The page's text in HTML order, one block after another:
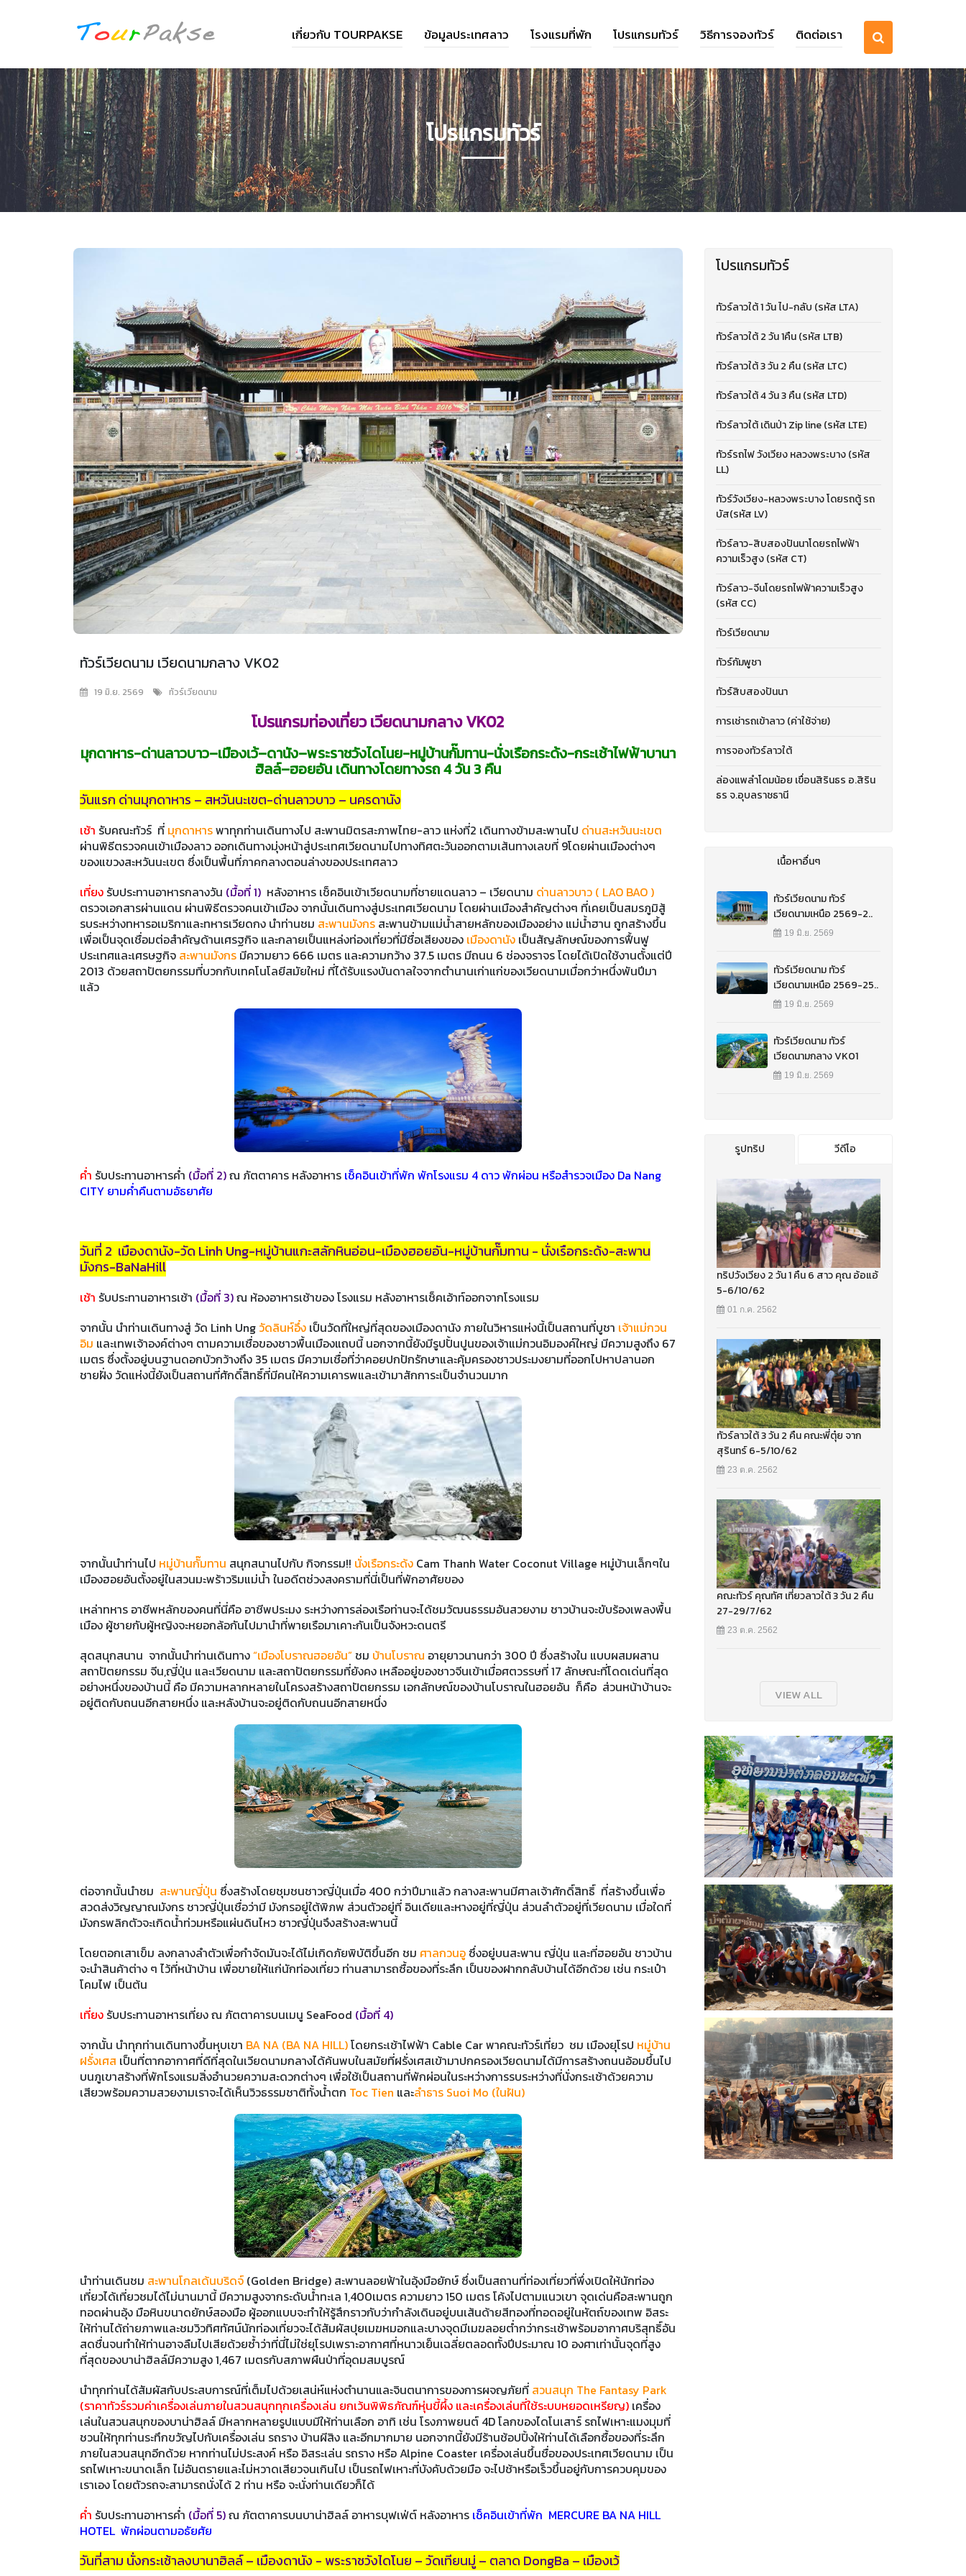
เกี่ยวกับ TOURPAKSE ข้อมูลประเทศลาว โรงแรมที่พัก โปรแกรมทัวร์ วิธีการจองทัวร์ ติดต่อเรา
โปรแกรมทัวร์
ทัวร์เวียดนาม เวียดนามกลาง VK02
19 มิ.ย. 2569 ทัวร์เวียดนาม
โปรแกรมท่องเที่ยว เวียดนามกลางVK02
มุกดาหาร-ด่านลาวบาว–เมืองเว้–ดานัง–พระราชวังไดโนย-หมู่บ้านกั๊มทาน-นั่งเรือกระด้ง-กระเช้าไฟฟ้าบานา
ฮิลล์–ฮอยอัน เดินทางโดยทางรถ 4 วัน 3 คืน
วันแรก ด่านมุกดาหาร – สหวันนะเขต-ด่านลาวบาว – นครดานัง
เช้า รับคณะทัวร์ ที่ มุกดาหารพาทุกท่านเดินทางไป สะพานมิตรสะภาพไทย-ลาว แห่งที่2 เดินทางข้ามสะพานไป ด่านสะหวันนะเขต
ผ่านพิธีตรวจคนเข้าเมืองลาว ออกเดินทางมุ่งหน้าสู่ประเทศเวียดนามไปทางทิศตะวันออกตามเส้นทางเลขที่ 9โดยผ่านเมืองต่างๆ
ของแขวงสะหวันนะเขต ซึ่งเป็นพื้นที่ภาคกลางตอนล่างของประเทศลาว
เที่ยง รับประทานอาหารกลางวัน (มื้อที่ 1) หลังอาหาร เช็คอินเข้าเวียดนามที่ชายแดนลาว – เวียดนาม ด่านลาวบาว ( LAO BAO )
ตรวจเอกสารผ่านแดน ผ่านพิธีตรวจคนเข้าเมือง จากนั้นเดินทางสู่ประเทศเวียดนาม โดยผ่านเมืองสำคัญต่างๆ ที่เคยเป็นสมรภูมิสู้
รบระหว่างทหารอเมริกาและทหารเวียดกง นำท่านชม สะพานมังกร สะพานข้ามแม่น้ำสายหลักของเมืองอย่าง แม่น้ำฮาน ถูกสร้างขึ้น
เพื่อเป็นจุดเชื่อมต่อสำคัญด้านเศรฐกิจ และกลายเป็นแหล่งท่องเที่ยวที่มีชื่อเสียงของ เมืองดานัง เป็นสัญลักษณ์ของการฟื้นฟู
ประเทศและเศรษฐกิจ สะพานมังกร มีความยาว 666 เมตร และความกว้าง 37.5 เมตร มีถนน 6 ช่องจราจร โดยได้เปิดใช้งานตั้งแต่ปี
2013 ด้วยสถาปัตยกรรมที่บวกกับเทคโนโลยีสมัยใหม่ ที่ได้รับแรงบันดาลใจจากตำนานเก่าแก่ของเวียดนามเมื่อกว่าหนึ่งพันปีมา
แล้ว
ค่ำ รับประทานอาหารค่ำ (มื้อที่ 2)ณ ภัตตาคาร หลังอาหาร เช็คอินเข้าที่พัก พักโรงแรม 4 ดาว พักผ่อน หรือสำรวจเมือง Da Nang
CITY ยามค่ำคืนตามอัธยาศัย
วันที่ 2 เมืองดานัง-วัด Linh Ung-หมู่บ้านแกะสลักหินอ่อน-เมืองฮอยอัน-หมู่บ้านกั๊มทาน - นั่งเรือกระด้ง-สะพาน
มังกร-BaNaHill
เช้า รับประทานอาหารเช้า (มื้อที่ 3)ณ ห้องอาหารเช้าของ โรงแรม หลังอาหารเช็คเอ้าท์ออกจากโรงแรม
จากนั้น นำท่านเดินทางสู่ วัด Linh Ung วัดลินห์อึ๋ง เป็นวัดที่ใหญ่ที่สุดของเมืองดานัง ภายในวิหารแห่งนี้เป็นสถานที่บูชา เจ้าแม่กวน
อิม และเทพเจ้าองค์ต่างๆ ตามความเชื่อของชาวพื้นเมืองแถบนี้ นอกจากนี้ยังมีรูปปั้นปูนของเจ้าแม่กวนอิมองค์ใหญ่ มีความสูงถึง 67
เมตร ซึ่งตั้งอยู่บนฐานดอกบัวกว้างถึง 35 เมตร มีความเชื่อที่ว่าคอยปกปักรักษาและคุ้มครองชาวประมงยามที่ออกไปหาปลานอก
ชายฝั่ง วัดแห่งนี้ยังเป็นสถานที่ศักดิ์สิทธิ์ที่มีคนให้ความเคารพและเข้ามาสักการะเป็นจำนวนมาก
จากนั้นนำท่านไป หมู่บ้านกั๊มทาน สนุกสนานไปกับ กิจกรรม!! นั่งเรือกระด้ง Cam Thanh Water Coconut Village หมู่บ้านเล็กๆใน
เมืองฮอยอันตั้งอยู่ในสวนมะพร้าวริมแม่น้ำ ในอดีตช่วงสงครามที่นี่เป็นที่พักอาศัยของ
เหล่าทหาร อาชีพหลักของคนที่นี่คือ อาชีพประมง ระหว่างการล่องเรือท่านจะได้ชมวัฒนธรรมอันสวยงาม ชาวบ้านจะขับร้องเพลงพื้น
เมือง ผู้ชายกับผู้หญิงจะหยอกล้อกันไปมานำที่พายเรือมาเคาะกันเป็นจังหวะดนตรี
สุดสนุกสนาน จากนั้นนำท่านเดินทาง“เมืองโบราณฮอยอัน” ชม บ้านโบราณ อายุยาวนานกว่า 300 ปี ซึ่งสร้างใน แบบผสมผสาน
สถาปัตยกรรม จีน,ญี่ปุ่น และเวียดนาม และสถาปัตยกรรมที่ยังคง เหลืออยู่ของชาวจีนเข้าเมื่อศตวรรษที่ 17 ลักษณะที่โดดเด่นที่สุด
อย่างหนึ่งของบ้านนี้ คือ มีความหลากหลายในโครงสร้างสถาปัตยกรรม เอกลักษณ์ของบ้านโบราณในฮอยอัน ก็คือ ส่วนหน้าบ้านจะ
อยู่ติดกับถนนอีกสายหนึ่ง และหลังบ้านจะอยู่ติดกับถนนอีกสายหนึ่ง
ต่อจากนั้นนำชม สะพานญี่ปุ่น ซึ่งสร้างโดยชุมชนชาวญี่ปุ่นเมื่อ 400 กว่าปีมาแล้ว กลางสะพานมีศาลเจ้าศักดิ์สิทธิ์ ที่สร้างขึ้นเพื่อ
สวดส่งวิญญาณมังกร ชาวญี่ปุ่นเชื่อว่ามี มังกรอยู่ใต้พิภพ ส่วนตัวอยู่ที่ อินเดียและหางอยู่ที่ญี่ปุ่น ส่วนลำตัวอยู่ที่เวียดนาม เมื่อใดที่
มังกรพลิกตัวจะเกิดน้ำท่วมหรือแผ่นดินไหว ชาวญี่ปุ่นจึงสร้างสะพานนี้
โดยตอกเสาเข็ม ลงกลางลำตัวเพื่อกำจัดมันจะได้ไม่เกิดภัยพิบัติขึ้นอีก ชม ศาลกวนอู ซึ่งอยู่บนสะพาน ญี่ปุ่น และที่ฮอยอัน ชาวบ้าน
จะนำสินค้าต่าง ๆ ไว้ที่หน้าบ้าน เพื่อขายให้แก่นักท่องเที่ยว ท่านสามารถซื้อของที่ระลึก เป็นของฝากกลับบ้านได้อีกด้วย เช่น กระเป๋า
โคมไฟ เป็นต้น
เที่ยง รับประทานอาหารเที่ยง ณ ภัตตาคารบนเมนู SeaFood (มื้อที่ 4)
จากนั้น นำทุกท่านเดินทางขึ้นหุบเขา BA NA (BA NA HILL)โดยกระเช้าไฟฟ้า Cable Car พาคณะทัวร์เที่ยว ชม เมืองยุโรป หมู่บ้าน
ฝรั่งเศส เป็นที่ตากอากาศที่ดีที่สุดในเวียดนามกลางได้ค้นพบในสมัยที่ฝรั่งเศสเข้ามาปกครองเวียดนามได้มีการสร้างถนนอ้อมขึ้นไป
บนภูเขาสร้างที่พักโรงแรมสิ่งอำนวยความสะดวกต่างๆ เพื่อใช้เป็นสถานที่พักผ่อนในระหว่างการรบระหว่างที่นั่งกระเช้าด้วยความ
เสียวพร้อมความสวยงามเราจะได้เห็นวิวธรรมชาติทั้งน้ำตก Toc Tien และลำธาร Suoi Mo (ในฝัน)
นำท่านเดินชม สะพานโกลเด้นบริดจ์ (Golden Bridge) สะพานลอยฟ้าในอุ้งมือยักษ์ ซึ่งเป็นสถานที่ท่องเที่ยวที่พึ่งเปิดให้นักท่อง
เที่ยวได้เที่ยวชมได้ไม่นานมานี้ มีความสูงจากระดับน้ำทะเล 1,400เมตร ความยาว 150 เมตร โค้งไปตามแนวเขา จุดเด่นคือสะพานถูก
ทอดผ่านอุ้ง มือหินขนาดยักษ์สองมือ ผู้ออกแบบจะทำให้รู้สึกราวกับว่ากำลังเดินอยู่บนเส้นด้ายสีทองที่ทอดอยู่ในหัตถ์ของเทพ อิสระ
ให้ท่านได้ถ่ายภาพและชมวิวทิศทัศน์นักท่องเที่ยวจะได้สัมผัสปุยเมฆหมอกและบางจุดมีเมฆลอยต่ำกว่ากระเช้าพร้อมอากาศบริสุทธิ์อัน
สดชื่นจนทำให้ท่านอาจลืมไปเสียด้วยซ้ำว่าที่นี่ไม่ใช่ยุโรปเพราะอากาศที่หนาวเย็นเฉลี่ยตลอดทั้งปีประมาณ 10 องศาเท่านั้นจุดที่สูง
ที่สุดของบาน่าฮิลล์มีความสูง 1,467 เมตรกับสภาพผืนป่าที่อุดมสมบูรณ์
นำทุกท่านได้สัมผัสกับประสบการณ์ที่เต็มไปด้วยเสน่ห์แห่งตำนานและจินตนาการของการผจญภัยที่ สวนสนุก The Fantasy Park
(ราคาทัวร์รวมค่าเครื่องเล่นภายในสวนสนุกทุกเครื่องเล่น ยกเว้นพิพิธภัณฑ์หุ่นขี้ผึ้ง และเครื่องเล่นที่ใช้ระบบหยอดเหรียญ) เครื่อง
เล่นในสวนสนุกของบาน่าฮิลล์ มีหลากหลายรูปแบบมีให้ท่านเลือก อาทิ เช่น โรงภาพยนต์ 4D โลกของไดโนเสาร์ รถไฟเหาะแมงมุมที่
ชวนให้ทุกท่านระทึกขวัญไปกับเครื่องเล่น รถราง บ้านผีสิง และอีกมากมาย นอกจากนี้ยังมีร้านช้อปปิ้งให้ท่านได้เลือกซื้อของที่ระลึก
ภายในสวนสนุกอีกด้วย หากท่านไม่ประสงค์ หรือ อิสระเล่น รถราง หรือ Alpine Coaster เครื่องเล่นขึ้นชื่อของประเทศเวียดนาม เป็น
รถไฟเหาะขนาดเล็ก ไม่อันตรายและไม่หวาดเสียวจนเกินไป เป็นรถไฟเหาะที่บังคับด้วยมือ จะไปช้าหรือเร็วขึ้นอยู่กับการควบคุมของ
เราเอง โดยตัวรถจะสามารถนั่งได้ 2 ท่าน หรือ จะนั่งท่านเดียวก็ได้
ค่ำ รับประทานอาหารค่ำ (มื้อที่ 5)ณ ภัตตาคารบนบาน่าฮิลล์ อาหารบุฟเฟ่ต์ หลังอาหาร เช็คอินเข้าที่พัก MERCURE BA NA HILL
HOTEL พักผ่อนตามอธัยศัย
วันที่สาม นั่งกระเช้าลงบานาฮิลล์ – เมืองดานัง - พระราชวังไดโนย – วัดเทียนมู่ – ตลาด DongBa – เมืองเว้
โปรแกรมทัวร์
ทัวร์ลาวใต้ 1 วัน ไป-กลับ (รหัส LTA)
ทัวร์ลาวใต้ 2 วัน 1คืน (รหัส LTB)
ทัวร์ลาวใต้ 3 วัน 2 คืน (รหัส LTC)
ทัวร์ลาวใต้ 4 วัน 3 คืน (รหัส LTD)
ทัวร์ลาวใต้ เดินป่า Zip line (รหัส LTE)
ทัวร์รถไฟ วังเวียง หลวงพระบาง (รหัส
LL)
ทัวร์วังเวียง-หลวงพระบาง โดยรถตู้ รถ
บัส(รหัส LV)
ทัวร์ลาว-สิบสองปันนาโดยรถไฟฟ้า
ความเร็วสูง (รหัส CT)
ทัวร์ลาว-จีนโดยรถไฟฟ้าความเร็วสูง
(รหัส CC)
ทัวร์เวียดนาม
ทัวร์กัมพูชา
ทัวร์สิบสองปันนา
การเช่ารถเข้าลาว (ค่าใช้จ่าย)
การจองทัวร์ลาวใต้
ล่องแพลำโดมน้อย เขื่อนสิรินธร อ.สิริน
ธร จ.อุบลราชธานี
เนื้อหาอื่นๆ
ทัวร์เวียดนาม ทัวร์
เวียดนามเหนือ 2569-2..
19 มิ.ย. 2569
ทัวร์เวียดนาม ทัวร์
เวียดนามเหนือ 2569-25..
19 มิ.ย. 2569
ทัวร์เวียดนาม ทัวร์
เวียดนามกลาง VK01
19 มิ.ย. 2569
รูปทริป วีดีโอ
ทริปวังเวียง 2 วัน 1 คืน 6 สาว คุณ อ้อแอ้
5-6/10/62
01 ก.ค. 2562
ทัวร์ลาวใต้ 3 วัน 2 คืน คณะพี่ตุ๋ย จาก
สุรินทร์ 6-5/10/62
23 ต.ค. 2562
คณะทัวร์ คุณทัศ เที่ยวลาวใต้ 3 วัน 2 คืน
27-29/7/62
23 ต.ค. 2562
VIEW ALL